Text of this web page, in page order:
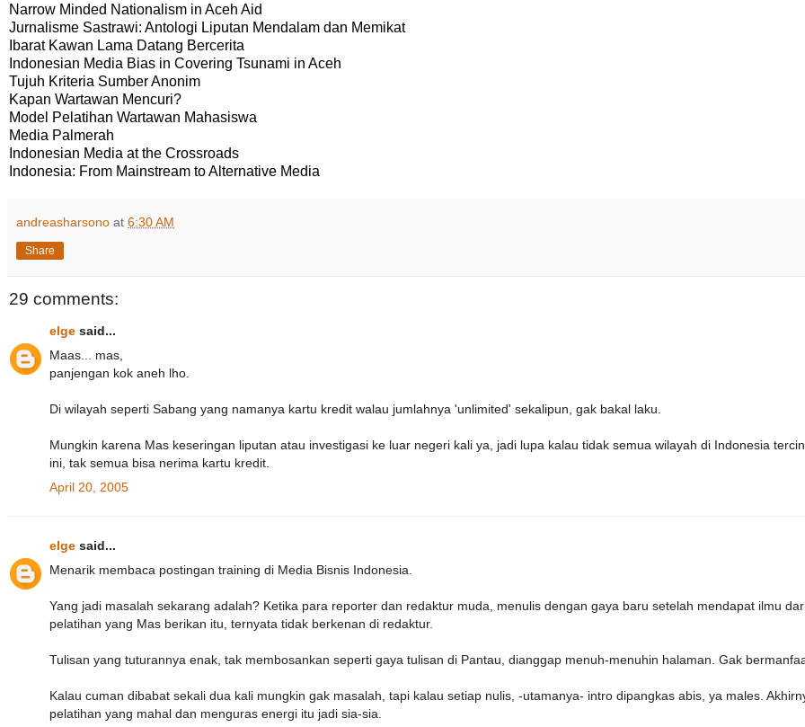
Narrow Minded Nationalism in Aceh Aid
Jurnalisme Sastrawi: Antologi Liputan Mendalam dan Memikat
Ibarat Kawan Lama Datang Bercerita
Indonesian Media Bias in Covering Tsunami in Aceh
Tujuh Kriteria Sumber Anonim
Kapan Wartawan Mencuri?
Model Pelatihan Wartawan Mahasiswa
Media Palmerah
Indonesian Media at the Crossroads
Indonesia: From Mainstream to Alternative Media
andreasharsono at 6:30 AM
Share
29 comments:
elge said...
Maas... mas,
panjengan kok aneh lho.
Di wilayah seperti Sabang yang namanya kartu kredit walau jumlahnya 'unlimited' sekalipun, gak bakal laku.
Mungkin karena Mas keseringan liputan atau investigasi ke luar negeri kali ya, jadi lupa kalau tidak semua wilayah di Indonesia
ini, tak semua bisa nerima kartu kredit.
April 20, 2005
elge said...
Menarik membaca postingan training di Media Bisnis Indonesia.
Yang jadi masalah sekarang adalah? Ketika para reporter dan redaktur muda, menulis dengan gaya baru setelah mendapat ilmu
pelatihan yang Mas berikan itu, ternyata tidak berkenan di redaktur.
Tulisan yang tuturannya enak, tak membosankan seperti gaya tulisan di Pantau, dianggap menuh-menuhin halaman. Gak
Kalau cuman dibabat sekali dua kali mungkin gak masalah, tapi kalau setiap nulis, -utamanya- intro dipangkas abis, ya males.
pelatihan yang mahal dan menguras energi itu jadi sia-sia.